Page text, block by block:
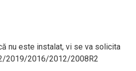
nu este instalat, vi se va solicita
2019/2016/2012/2008R2